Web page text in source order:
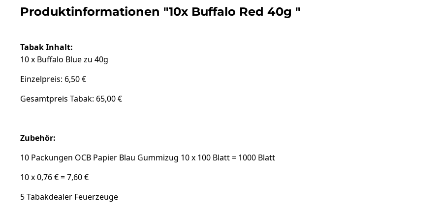
Produktinformationen "10x Buffalo Red 40g "
Tabak Inhalt:
10 x Buffalo Blue zu 40g
Einzelpreis: 6,50 €
Gesamtpreis Tabak: 65,00 €
Zubehör:
10 Packungen OCB Papier Blau Gummizug 10 x 100 Blatt = 1000 Blatt
10 x 0,76 € = 7,60 €
5 Tabakdealer Feuerzeuge